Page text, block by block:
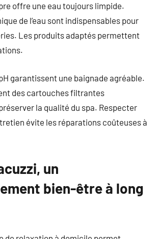
offre une eau toujours limpide.
de l’eau sont indispensables pour
Les produits adaptés permettent
garantissent une baignade agréable.
des cartouches filtrantes
la qualité du spa. Respecter
évite les réparations coûteuses à
un
bien-être à long